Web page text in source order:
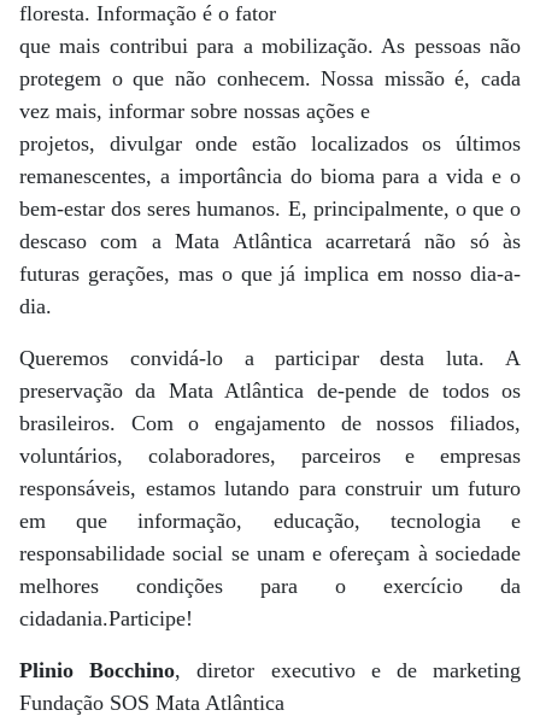
floresta. Informação é o fator
que mais contribui para a mobilização. As pessoas não
protegem o que não conhecem. Nossa missão é, cada
vez mais, informar sobre nossas ações e
projetos, divulgar onde estão localizados os últimos
remanescentes, a importância do bioma para a vida e o
bem-estar dos seres humanos. E, principalmente, o que o
descaso com a Mata Atlântica acarretará não só às
futuras gerações, mas o que já implica em nosso dia-a-
dia.
Queremos convidá-lo a participar desta luta. A
preservação da Mata Atlântica de-pende de todos os
brasileiros. Com o engajamento de nossos filiados,
voluntários, colaboradores, parceiros e empresas
responsáveis, estamos lutando para construir um futuro
em que informação, educação, tecnologia e
responsabilidade social se unam e ofereçam à sociedade
melhores condições para o exercício da
cidadania.Participe!
Plinio Bocchino, diretor executivo e de marketing
Fundação SOS Mata Atlântica